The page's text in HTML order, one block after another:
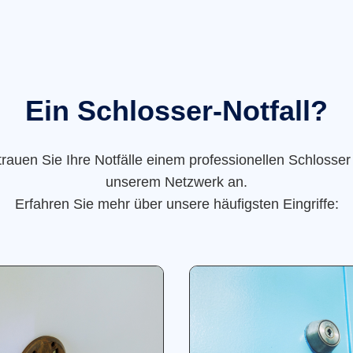
Ein Schlosser-Notfall?
Sie Ihre Notfälle einem professionellen
unserem Netzwerk an.
Erfahren Sie mehr über unsere häufigsten Eingriffe: